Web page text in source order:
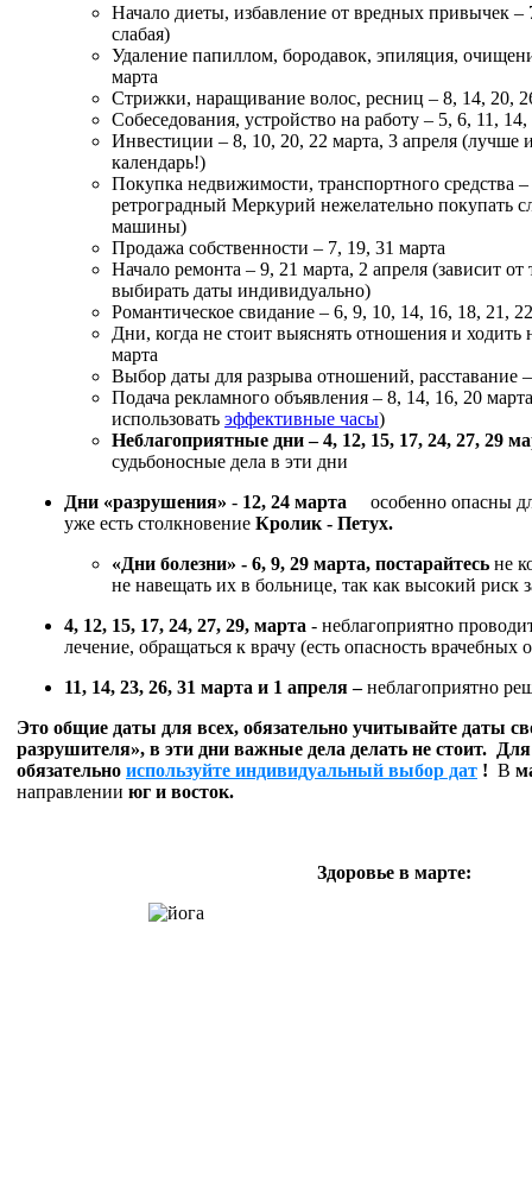
Начало диеты, избавление от вредных привычек –
слабая)
Удаление папиллом, бородавок, эпиляция,
марта
Стрижки, наращивание волос, ресниц – 8, 14, 20,
Собеседования, устройство на работу – 5, 6, 11,
Инвестиции – 8, 10, 20, 22 марта, 3 апреля (лучше
календарь!)
Покупка недвижимости, транспортного средства
ретроградный Меркурий нежелательно покупать
машины)
Продажа собственности – 7, 19, 31 марта
Начало ремонта – 9, 21 марта, 2 апреля (зависит
выбирать даты индивидуально)
Романтическое свидание – 6, 9, 10, 14, 16, 18, 21,
Дни, когда не стоит выяснять отношения и ходить
марта
Выбор даты для разрыва отношений, расставание
Подача рекламного объявления – 8, 14, 16, 20
использовать эффективные часы)
Неблагоприятные дни– 4, 12, 15, 17, 24, 27, 29
судьбоносные дела в эти дни
Дни «разрушения» - 12, 24 марта особенно опасны
уже есть столкновение Кролик - Петух.
«Дни болезни» - 6, 9, 29 марта, постарайтесь не
не навещать их в больнице, так как высокий риск
4, 12, 15, 17, 24, 27, 29, марта - неблагоприятно
лечение, обращаться к врачу (есть опасность врачебных
11, 14, 23, 26, 31 марта и 1 апреля –неблагоприятно
Это общие даты для всех, обязательно учитывайте даты
разрушителя», в эти дни важные дела делать не стоит.
обязательно используйте индивидуальный выбор дат ! В
направлении юг и восток.
Здоровье в марте: